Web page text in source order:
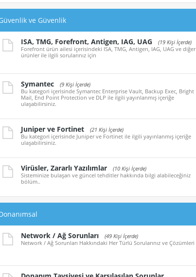
ve Güvenlik
ISA, TMG, Forefront, Antigen, IAG, UAG
(19 Kişi İçerde)
Forefront ürün ailesi içerisindeki ISA, TMG, Antigen, IAG, UAG ve diğer
ürünler ile ilgili sorularınız için
Symantec
(9 Kişi İçerde)
Bu kategori içerisinde Symantec Enterprise Vault, Backup Exec, Bright
Mail, End Point Protection ve DLP ile ilgili yayınlanmış içeriğe
ulaşabilirsiniz.
Juniper ve Fortinet
(21 Kişi İçerde)
Bu kategori içerisinde Juniper ve Fortinet ile ilgili yayınlanmış içeriğe
ulaşabilirsiniz.
Virüsler, Zararlı Yazılımlar
(10 Kişi İçerde)
Sisteminize bulaşan ve güncel tehditler hakkında bilgi alabileceğiniz
bölüm..
Network / Ağ Sorunları
(49 Kişi İçerde)
Network / Ağ Sorunları Hakkındaki Her Türlü Sorularınız ve Çözümleri